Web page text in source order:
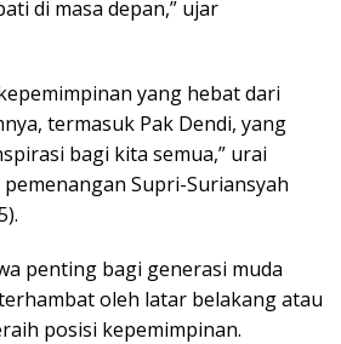
di masa depan,” ujar
yang hebat dari
termasuk Pak Dendi, yang
bagi kita semua,” urai
Supri-Suriansyah
penting bagi generasi muda
oleh latar belakang atau
posisi kepemimpinan.